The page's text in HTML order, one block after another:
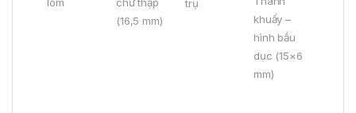
(16,5 mm)
trụ
khuấy –
hình bầu
dục (15×6
mm)